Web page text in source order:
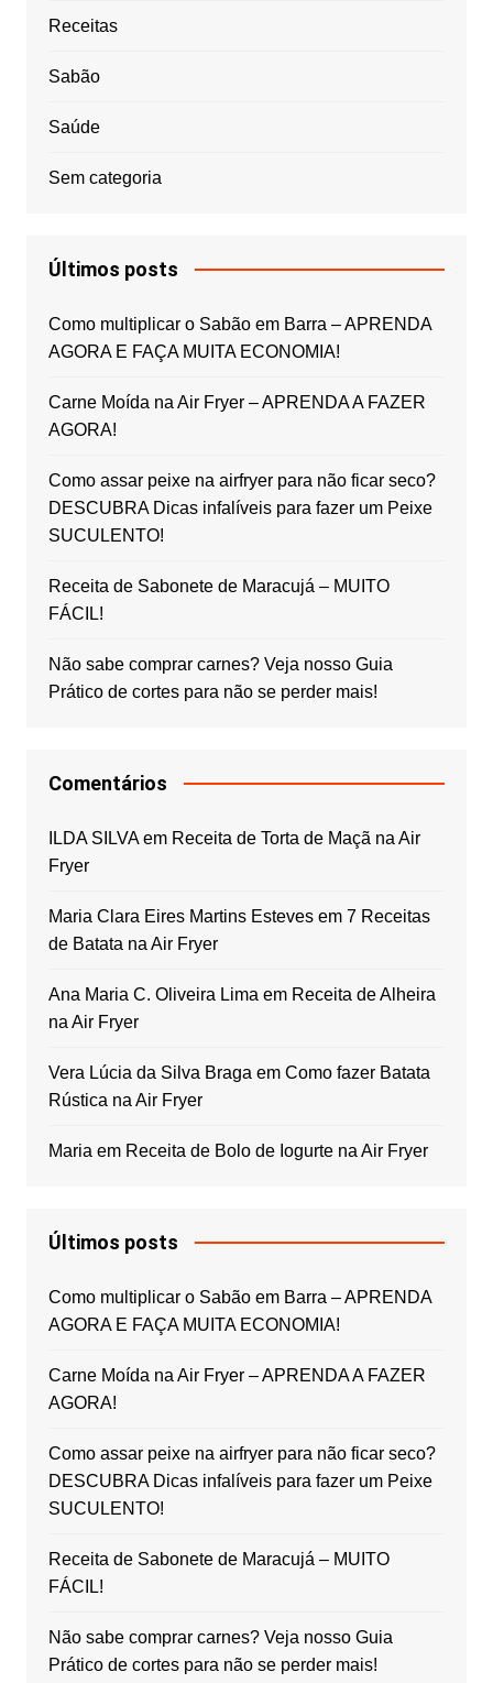
Receitas
Sabão
Saúde
Sem categoria
Últimos posts
Como multiplicar o Sabão em Barra – APRENDA
AGORA E FAÇA MUITA ECONOMIA!
Carne Moída na Air Fryer – APRENDA A FAZER
AGORA!
Como assar peixe na airfryer para não ficar seco?
DESCUBRA Dicas infalíveis para fazer um Peixe
SUCULENTO!
Receita de Sabonete de Maracujá – MUITO
FÁCIL!
Não sabe comprar carnes? Veja nosso Guia
Prático de cortes para não se perder mais!
Comentários
ILDA SILVAem Receita de Torta de Maçã na Air
Fryer
Maria Clara Eires Martins Estevesem 7 Receitas
de Batata na Air Fryer
Ana Maria C. Oliveira Lima em Receita de Alheira
na Air Fryer
Vera Lúcia da Silva Braga em Como fazer Batata
Rústica na Air Fryer
Maria em Receita de Bolo de Iogurte na Air Fryer
Últimos posts
Como multiplicar o Sabão em Barra – APRENDA
AGORA E FAÇA MUITA ECONOMIA!
Carne Moída na Air Fryer – APRENDA A FAZER
AGORA!
Como assar peixe na airfryer para não ficar seco?
DESCUBRA Dicas infalíveis para fazer um Peixe
SUCULENTO!
Receita de Sabonete de Maracujá – MUITO
FÁCIL!
Não sabe comprar carnes? Veja nosso Guia
Prático de cortes para não se perder mais!